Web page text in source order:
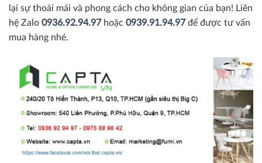
lại sự thoải mái và phong cách cho không gian của bạn! Liên
hệ Zalo 0936.92.94.97hoặc 0939.91.94.97 để được tư vấn
mua hàng nhé.